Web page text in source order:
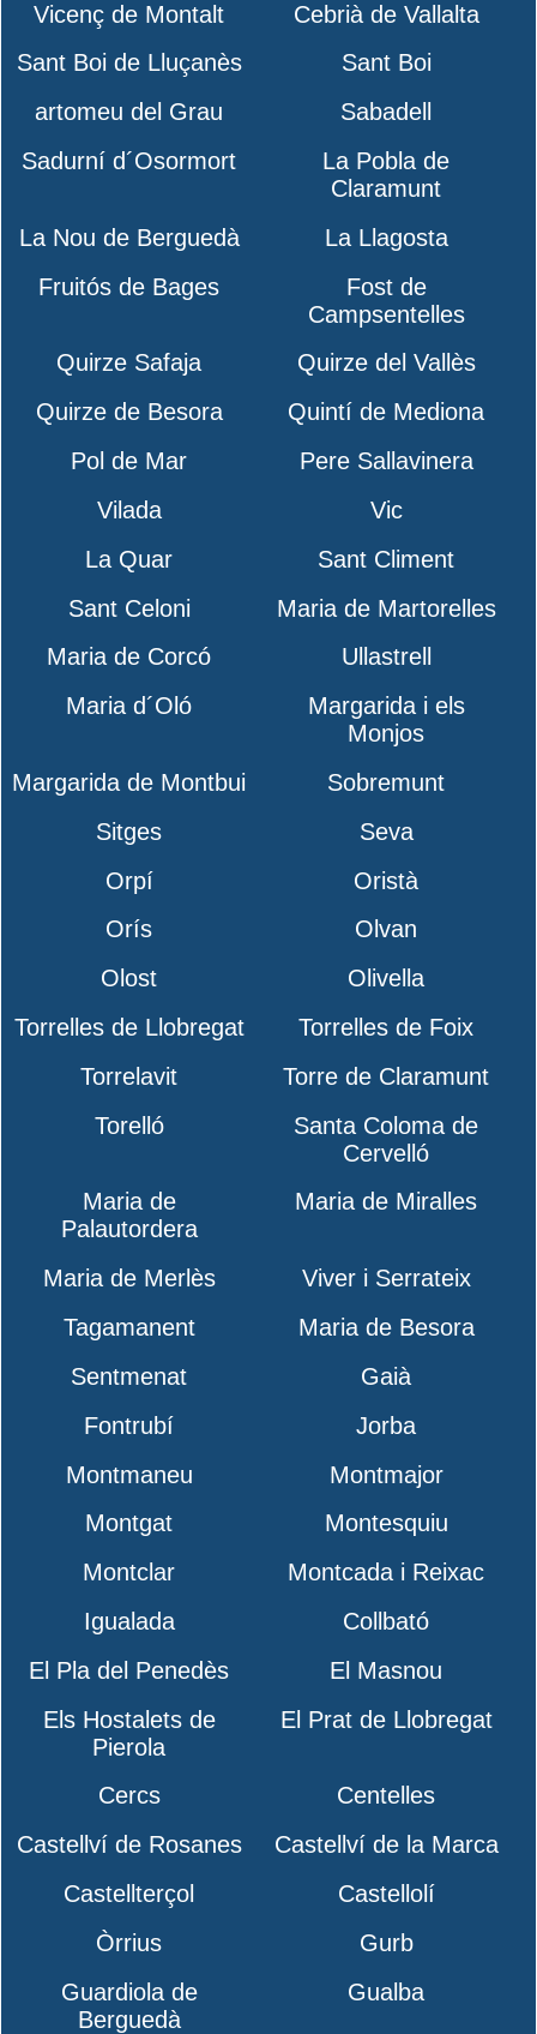
Vicenç de Montalt
Cebrià de Vallalta
Sant Boi de Lluçanès
Sant Boi
artomeu del Grau
Sabadell
Sadurní d´Osormort
La Pobla de
Claramunt
La Nou de Berguedà
La Llagosta
Fruitós de Bages
Fost de
Campsentelles
Quirze Safaja
Quirze del Vallès
Quirze de Besora
Quintí de Mediona
Pol de Mar
Pere Sallavinera
Vilada
Vic
La Quar
Sant Climent
Sant Celoni
Maria de Martorelles
Maria de Corcó
Ullastrell
Maria d´Oló
Margarida i els
Monjos
Margarida de Montbui
Sobremunt
Sitges
Seva
Orpí
Oristà
Orís
Olvan
Olost
Olivella
Torrelles de Llobregat
Torrelles de Foix
Torrelavit
Torre de Claramunt
Torelló
Santa Coloma de
Cervelló
Maria de
Palautordera
Maria de Miralles
Maria de Merlès
Viver i Serrateix
Tagamanent
Maria de Besora
Sentmenat
Gaià
Fontrubí
Jorba
Montmaneu
Montmajor
Montgat
Montesquiu
Montclar
Montcada i Reixac
Igualada
Collbató
El Pla del Penedès
El Masnou
Els Hostalets de
Pierola
El Prat de Llobregat
Cercs
Centelles
Castellví de Rosanes
Castellví de la Marca
Castellterçol
Castellolí
Òrrius
Gurb
Guardiola de
Berguedà
Gualba